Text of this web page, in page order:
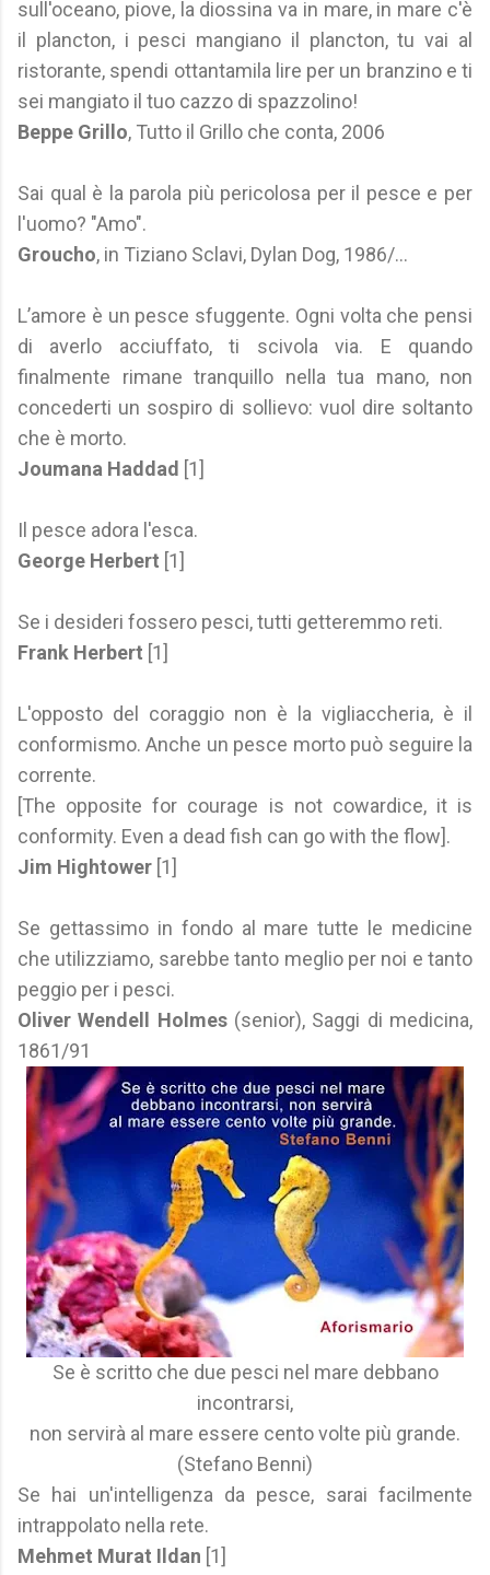
sull'oceano, piove, la diossina va in mare, in mare c'è
il plancton, i pesci mangiano il plancton, tu vai al
ristorante, spendi ottantamila lire per un branzino e ti
sei mangiato il tuo cazzo di spazzolino!
Beppe Grillo, Tutto il Grillo che conta, 2006
Sai qual è la parola più pericolosa per il pesce e per
l'uomo? "Amo".
Groucho, in Tiziano Sclavi, Dylan Dog, 1986/...
L’amore è un pesce sfuggente. Ogni volta che pensi
di averlo acciuffato, ti scivola via. E quando
finalmente rimane tranquillo nella tua mano, non
concederti un sospiro di sollievo: vuol dire soltanto
che è morto.
Joumana Haddad [1]
Il pesce adora l'esca.
George Herbert [1]
Se i desideri fossero pesci, tutti getteremmo reti.
Frank Herbert [1]
L'opposto del coraggio non è la vigliaccheria, è il
conformismo. Anche un pesce morto può seguire la
corrente.
[The opposite for courage is not cowardice, it is
conformity. Even a dead fish can go with the flow].
Jim Hightower [1]
Se gettassimo in fondo al mare tutte le medicine
che utilizziamo, sarebbe tanto meglio per noi e tanto
peggio per i pesci.
Oliver Wendell Holmes(senior), Saggi di medicina,
1861/91
Se è scritto che due pesci nel mare debbano
incontrarsi,
non servirà al mare essere cento volte più grande.
(Stefano Benni)
Se hai un'intelligenza da pesce, sarai facilmente
intrappolato nella rete.
Mehmet Murat Ildan [1]